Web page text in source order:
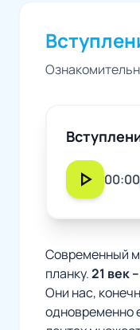
play_arrow 00:00
Современный
планку.21 век
Они нас,
одновременно